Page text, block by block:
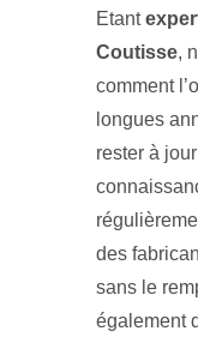
Etant
Coutisse,
comment
longues
rester à
des
sans le
également